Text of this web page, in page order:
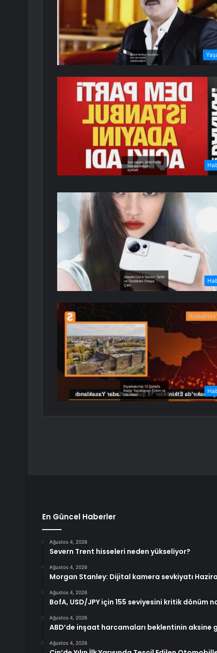
En Güncel Haberler
Ağustos 4, 2026
Severn Trent hisseleri neden yükseliyor?
Ağustos 4, 2026
Morgan Stanley: Dijital kamera sevkiyatı
Ağustos 4, 2026
BofA, USD/JPY için 155 seviyesini kritik dönüm
Ağustos 4, 2026
ABD’de inşaat harcamaları beklentinin aksine
Ağustos 4, 2026